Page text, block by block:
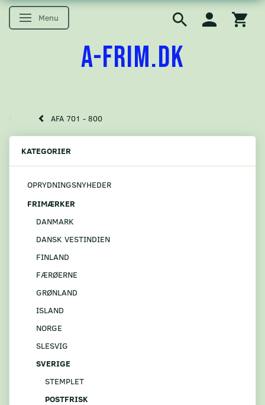
Skifte navigation
Menu
A-FRIM.DK
AFA 701 - 800
KATEGORIER
OPRYDNINGSNYHEDER
FRIMÆRKER
DANMARK
DANSK VESTINDIEN
FINLAND
FÆRØERNE
GRØNLAND
ISLAND
NORGE
SLESVIG
SVERIGE
STEMPLET
POSTFRISK